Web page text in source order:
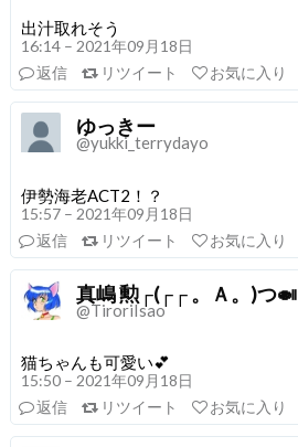
出汁取れそう
16:14 – 2021年09月18日
返信
リツイート お気に入り
ゆっきー
@yukki_terrydayo
伊勢海老ACT2！？
15:57 – 2021年09月18日
返信
リツイート お気に入り
真嶋 勲┌(┌┌ 。Ａ。)つ🍛
@TiroriIsao
猫ちゃんも可愛い💕
15:50 – 2021年09月18日
返信
リツイート お気に入り